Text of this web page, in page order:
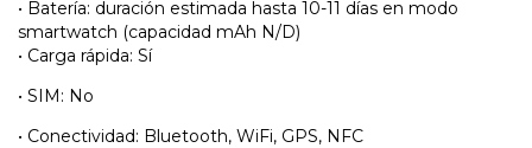
• Batería: duración estimada hasta 10-11 días en modo
smartwatch (capacidad mAh N/D)
• Carga rápida: Sí
• SIM: No
• Conectividad: Bluetooth, WiFi, GPS, NFC